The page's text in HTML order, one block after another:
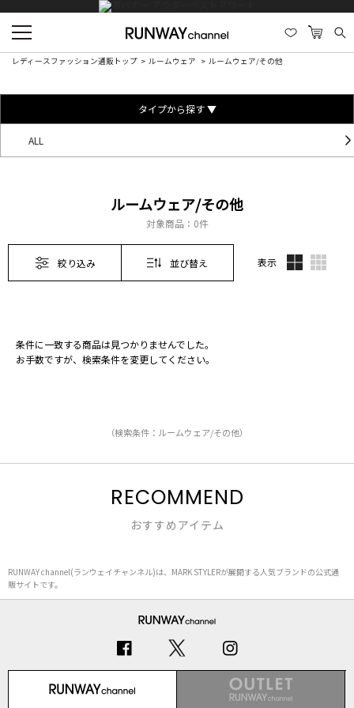
レディースファッション通販トップ ルームウェア ルームウェア/その他
タイプから探す ▼
ALL
ルームウェア/その他
対象商品： 0件
絞り込み 並び替え 表示
条件に一致する商品は見つかりませんでした。
お手数ですが、検索条件を変更してください。
（検索条件：ルームウェア/その他）
RECOMMEND
おすすめアイテム
RUNWAY channel(ランウェイチャンネル)は、MARK STYLERが展開する人気ブランドの公式通
販サイトです。